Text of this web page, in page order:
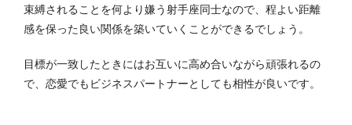
束縛されることを何より嫌う射手座同士なので、程よい距離
感を保った良い関係を築いていくことができるでしょう。
目標が一致したときにはお互いに高め合いながら頑張れるの
で、恋愛でもビジネスパートナーとしても相性が良いです。